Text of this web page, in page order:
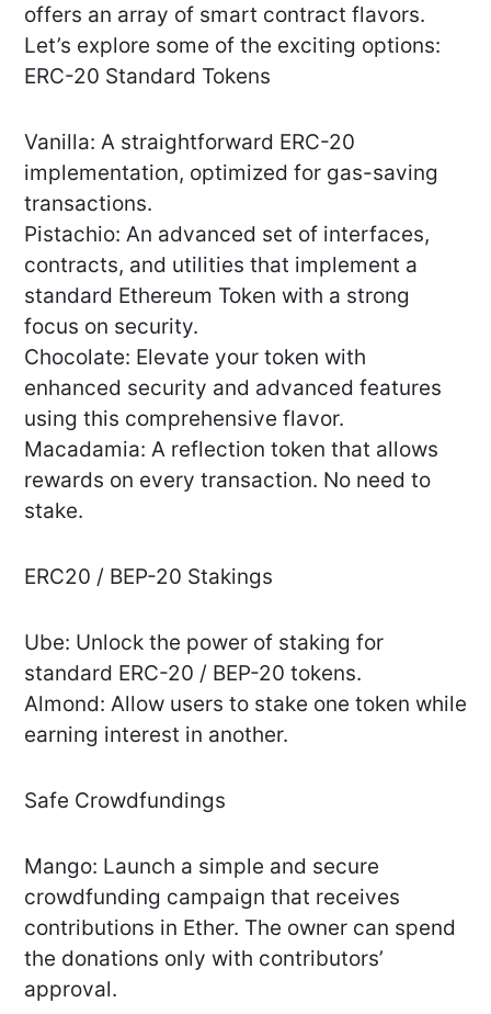
offers an array of smart contract flavors.
Let’s explore some of the exciting options:
ERC-20 Standard Tokens
Vanilla: A straightforward ERC-20
implementation, optimized for gas-saving
transactions.
Pistachio: An advanced set of interfaces,
contracts, and utilities that implement a
standard Ethereum Token with a strong
focus on security.
Chocolate: Elevate your token with
enhanced security and advanced features
using this comprehensive flavor.
Macadamia: A reflection token that allows
rewards on every transaction. No need to
stake.
ERC20 / BEP-20 Stakings
Ube: Unlock the power of staking for
standard ERC-20 / BEP-20 tokens.
Almond: Allow users to stake one token while
earning interest in another.
Safe Crowdfundings
Mango: Launch a simple and secure
crowdfunding campaign that receives
contributions in Ether. The owner can spend
the donations only with contributors’
approval.